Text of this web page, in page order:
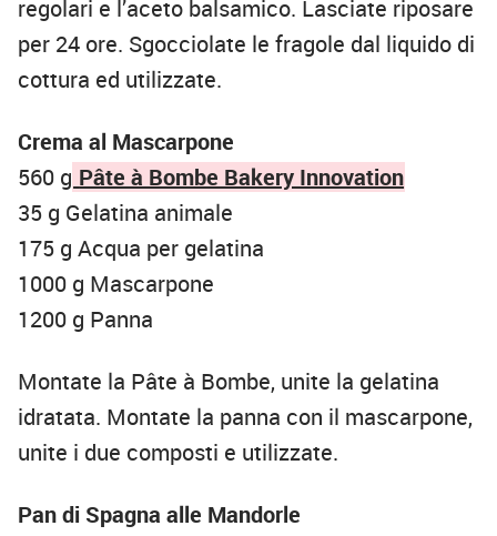
regolari e l’aceto balsamico. Lasciate riposare
per 24 ore. Sgocciolate le fragole dal liquido di
cottura ed utilizzate.
Crema al Mascarpone
560 g Pâte à Bombe Bakery Innovation
35 g Gelatina animale
175 g Acqua per gelatina
1000 g Mascarpone
1200 g Panna
Montate la Pâte à Bombe, unite la gelatina
idratata. Montate la panna con il mascarpone,
unite i due composti e utilizzate.
Pan di Spagna alle Mandorle